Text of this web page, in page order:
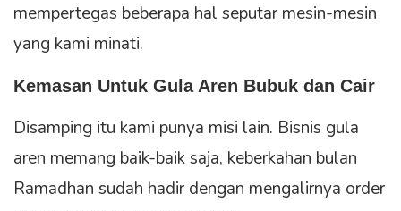
mempertegas beberapa hal seputar mesin-mesin
yang kami minati.
Kemasan Untuk Gula Aren Bubuk dan Cair
Disamping itu kami punya misi lain. Bisnis gula
aren memang baik-baik saja, keberkahan bulan
Ramadhan sudah hadir dengan mengalirnya order